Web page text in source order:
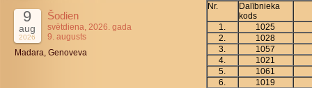
9
aug
2026
Šodien
svētdiena, 2026. gada
9. augusts
Madara, Genoveva
Nr.
Dalībnieka
kods
1.
1025
2.
1028
3.
1057
4.
1021
5.
1061
6.
1019